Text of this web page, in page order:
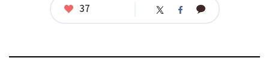
좋
37 트 페 카